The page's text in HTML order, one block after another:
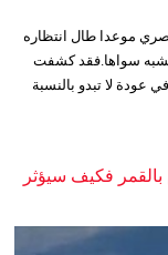
موعدا طال انتظاره
تشبه سواها.فقد كشفت
عودة لا تبدو بالنسبة
فكيف سيؤثر